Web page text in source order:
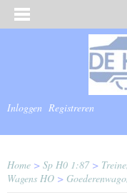
Inloggen Registreren
Home > Sp H0 1:87>
Wagens HO >